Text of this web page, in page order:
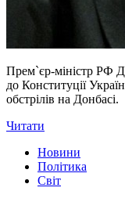
Прем`єр-міністр РФ
до Конституції
обстрілів на Донбасі.
Читати
Новини
Політика
Світ